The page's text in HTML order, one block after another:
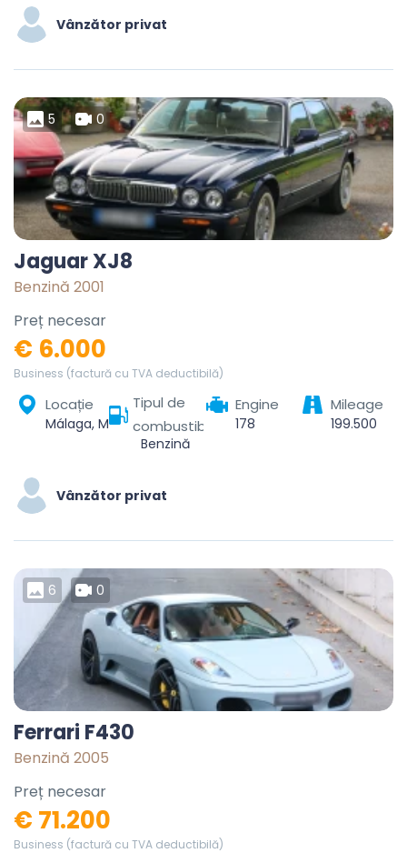
Vânzător privat
5 0
Jaguar XJ8
Benzină 2001
Preț necesar
€ 6.000
Business (factură cu TVA deductibilă)
Locație
Málaga, Málaga-Costa del Sol, Malaga, Andalusia, Spain
Tipul de
combustibil
Benzină
Engine
178
Mileage
199.500
Vânzător privat
6 0
Ferrari F430
Benzină 2005
Preț necesar
€ 71.200
Business (factură cu TVA deductibilă)